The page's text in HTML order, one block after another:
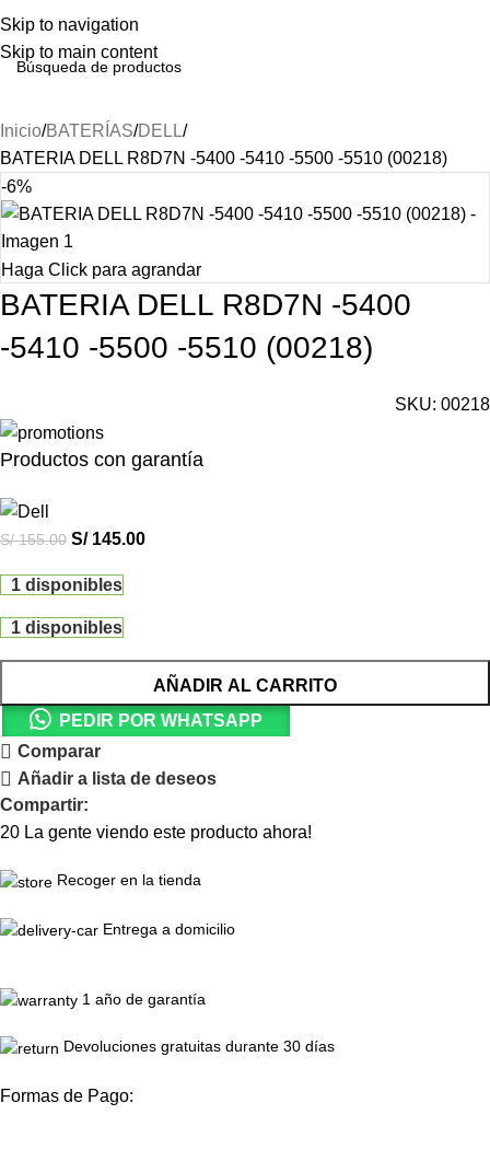
Skip to navigation
Skip to main content
Inicio BATERÍAS DELL
BATERIA DELL R8D7N -5400 -5410 -5500 -5510 (00218)
-6%
Haga Click para agrandar
BATERIA DELL R8D7N -5400
-5410 -5500 -5510 (00218)
SKU: 00218
Productos con garantía
S/155.00 S/145.00
1 disponibles
1 disponibles
AÑADIR AL CARRITO
PEDIR POR WHATSAPP
Comparar
Añadir a lista de deseos
Compartir:
20 La gente viendo este producto ahora!
Recoger en la tienda
Entrega a domicilio
1 año de garantía
Devoluciones gratuitas durante 30 días
Formas de Pago: